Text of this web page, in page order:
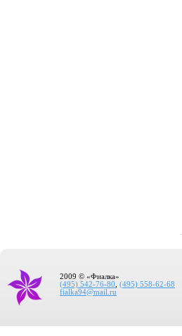
2009 © «Фиалка»
(495) 542-76-80
(495) 558-62-68
fialka94@mail.ru